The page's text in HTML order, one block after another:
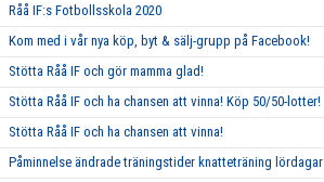
Råå IF:s Fotbollsskola 2020
Kom med i vår nya köp, byt & sälj-grupp på Facebook!
Stötta Råå IF och gör mamma glad!
Stötta Råå IF och ha chansen att vinna! Köp 50/50-lotter!
Stötta Råå IF och ha chansen att vinna!
Påminnelse ändrade träningstider knatteträning lördagar